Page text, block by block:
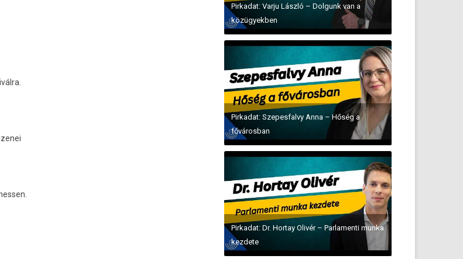
Pirkadat: Varju László – Dolgunk van a
közügyekben
Pirkadat: Szepesfalvy Anna – Hőség a
fővárosban
Pirkadat: Dr. Hortay Olivér – Parlamenti munka
kezdete